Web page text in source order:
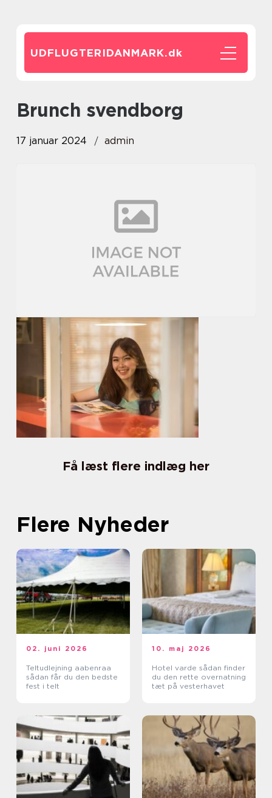
UDFLUGTERIDANMARK.dk
brunch svendborg
17 januar 2024 admin
Få læst flere indlæg her
Flere Nyheder
02. juni 2026
Teltudlejning aabenraa
sådan får du den bedste
fest i telt
10. maj 2026
Hotel varde sådan finder
du den rette overnatning
tæt på vesterhavet